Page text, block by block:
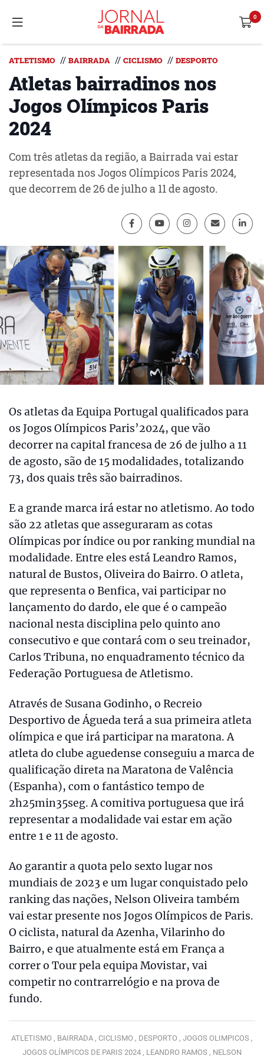
ATLETISMO // BAIRRADA // CICLISMO // DESPORTO
Atletas bairradinos nos
Jogos Olímpicos Paris
2024
Com três atletas da região, a Bairrada vai estar
representada nos Jogos Olímpicos Paris 2024,
que decorrem de 26 de julho a 11 de agosto.
Os atletas da Equipa Portugal qualificados para
os Jogos Olímpicos Paris’2024, que vão
decorrer na capital francesa de 26 de julho a 11
de agosto, são de 15 modalidades, totalizando
73, dos quais três são bairradinos.
E a grande marca irá estar no atletismo. Ao todo
são 22 atletas que asseguraram as cotas
Olímpicas por índice ou por ranking mundial na
modalidade. Entre eles está Leandro Ramos,
natural de Bustos, Oliveira do Bairro. O atleta,
que representa o Benfica, vai participar no
lançamento do dardo, ele que é o campeão
nacional nesta disciplina pelo quinto ano
consecutivo e que contará com o seu treinador,
Carlos Tribuna, no enquadramento técnico da
Federação Portuguesa de Atletismo.
Através de Susana Godinho, o Recreio
Desportivo de Águeda terá a sua primeira atleta
olímpica e que irá participar na maratona. A
atleta do clube aguedense conseguiu a marca de
qualificação direta na Maratona de Valência
(Espanha), com o fantástico tempo de
2h25min35seg. A comitiva portuguesa que irá
representar a modalidade vai estar em ação
entre 1 e 11 de agosto.
Ao garantir a quota pelo sexto lugar nos
mundiais de 2023 e um lugar conquistado pelo
ranking das nações, Nelson Oliveira também
vai estar presente nos Jogos Olímpicos de Paris.
O ciclista, natural da Azenha, Vilarinho do
Bairro, e que atualmente está em França a
correr o Tour pela equipa Movistar, vai
competir no contrarrelógio e na prova de
fundo.
ATLETISMO , BAIRRADA , CICLISMO , DESPORTO , JOGOS OLIMPICOS ,
JOGOS OLÍMPICOS DE PARIS 2024 , LEANDRO RAMOS , NELSON